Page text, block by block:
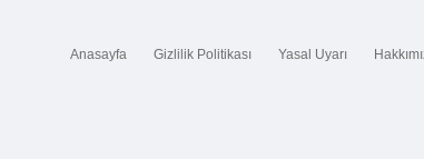
Anasayfa Gizlilik Politikası Yasal Uyarı